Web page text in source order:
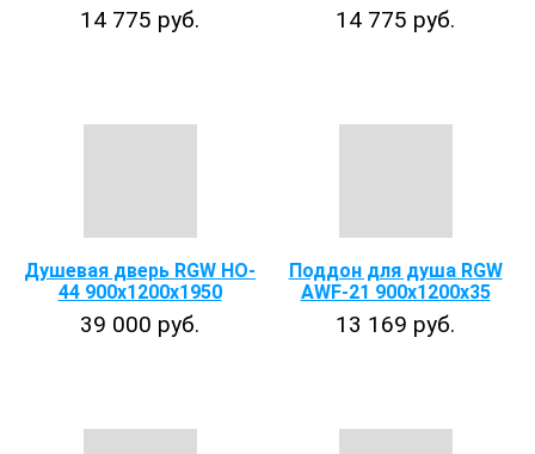
14 775 руб. 14 775 руб.
Душевая дверь RGW HO-
44 900x1200х1950
39 000 руб.
Поддон для душа RGW
AWF-21 900х1200х35
13 169 руб.